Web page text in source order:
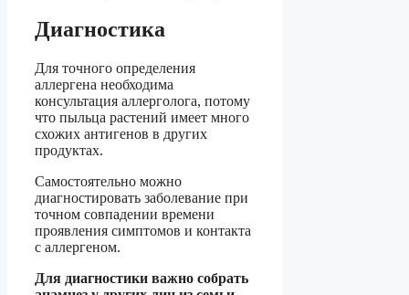
Диагностика
Для точного определения
аллергена необходима
консультация аллерголога, потому
что пыльца растений имеет много
схожих антигенов в других
продуктах.
Самостоятельно можно
диагностировать заболевание при
точном совпадении времени
проявления симптомов и контакта
с аллергеном.
Для диагностики важно собрать